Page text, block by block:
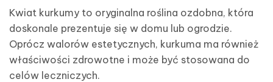
Kwiat kurkumy to oryginalna roślina ozdobna, która
doskonale prezentuje się w domu lub ogrodzie.
Oprócz walorów estetycznych, kurkuma ma również
właściwości zdrowotne i może być stosowana do
celów leczniczych.